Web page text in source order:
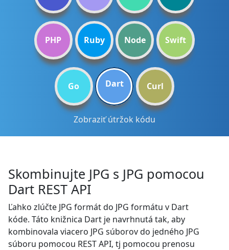
PHP Ruby Node Swift
Go Dart Curl
Zobraziť útržok kódu
Skombinujte JPG s JPG pomocou
Dart REST API
Ľahko zlúčte JPG formát do JPG formátu v Dart
kóde. Táto knižnica Dart je navrhnutá tak, aby
kombinovala viacero JPG súborov do jedného JPG
súboru pomocou REST API, tj pomocou prenosu